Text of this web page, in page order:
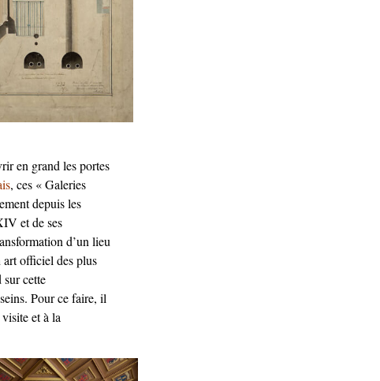
en grand les portes
, ces « Galeries
depuis les
et de ses
d’un lieu
art officiel des plus
cette
Pour ce faire, il
et à la